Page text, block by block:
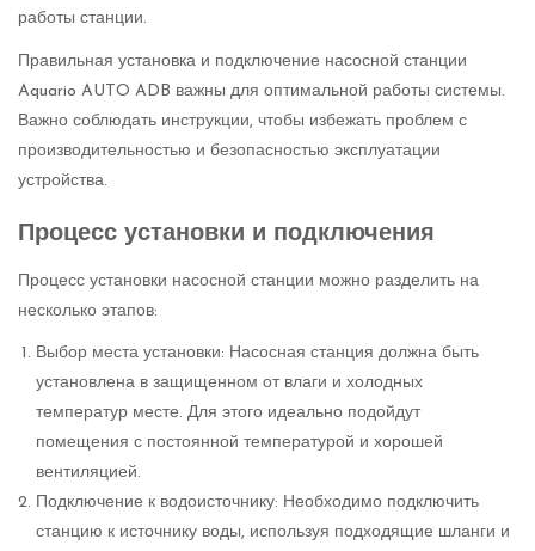
работы станции.
Правильная установка и подключение насосной станции
Aquario AUTO ADB важны для оптимальной работы системы.
Важно соблюдать инструкции, чтобы избежать проблем с
производительностью и безопасностью эксплуатации
устройства.
Процесс установки и подключения
Процесс установки насосной станции можно разделить на
несколько этапов:
Выбор места установки: Насосная станция должна быть
установлена в защищенном от влаги и холодных
температур месте. Для этого идеально подойдут
помещения с постоянной температурой и хорошей
вентиляцией.
Подключение к водоисточнику: Необходимо подключить
станцию к источнику воды, используя подходящие шланги и